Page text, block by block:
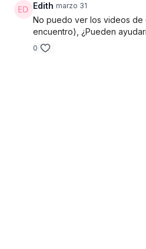
Edith marzo 31
No puedo ver los videos de
encuentro), ¿Pueden
0